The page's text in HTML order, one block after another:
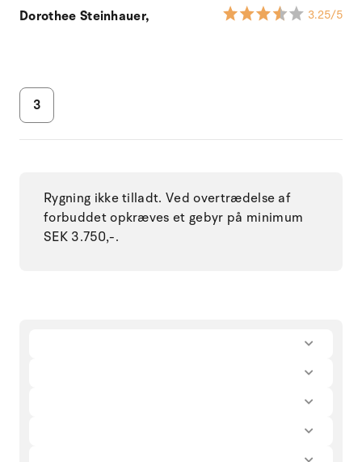
Dorothee Steinhauer, 3.25/5
3
Rygning ikke tilladt. Ved overtrædelse af
forbuddet opkræves et gebyr på minimum
SEK 3.750,-.